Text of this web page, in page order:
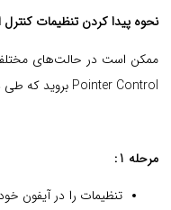
نحوه پیدا کردن تنظیمات
ممکن است در حالت‌های
Pointer Control بروید که طی دو مرحله زیر می‌توانید این کار را انجام دهید:
مرحله 1: